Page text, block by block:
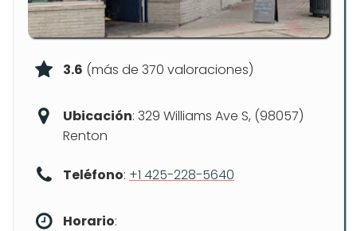
3.6 (más de 370 valoraciones)
Ubicación: 329 Williams Ave S, (98057)
Renton
Teléfono: +1 425-228-5640
Horario: